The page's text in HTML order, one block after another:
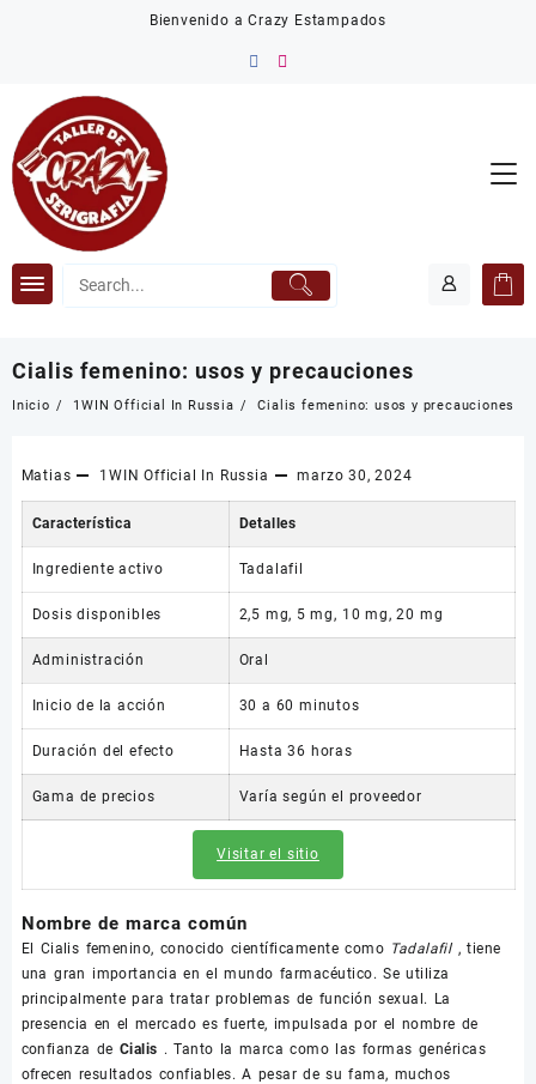
Bienvenido a Crazy Estampados
Cialis femenino: usos y precauciones
Inicio 1WIN Official In Russia Cialis femenino: usos y precauciones
Matias 1WIN Official In Russia marzo 30, 2024
Característica Detalles
Ingrediente activo Tadalafil
Dosis disponibles 2,5 mg, 5 mg, 10 mg, 20 mg
Administración Oral
Inicio de la acción 30 a 60 minutos
Duración del efecto Hasta 36 horas
Gama de precios Varía según el proveedor
Visitar el sitio
Nombre de marca común
El Cialis femenino, conocido científicamente como Tadalafil, tiene
una gran importancia en el mundo farmacéutico. Se utiliza
principalmente para tratar problemas de función sexual. La
presencia en el mercado es fuerte, impulsada por el nombre de
confianza de Cialis . Tanto la marca como las formas genéricas
ofrecen resultados confiables. A pesar de su fama, muchos